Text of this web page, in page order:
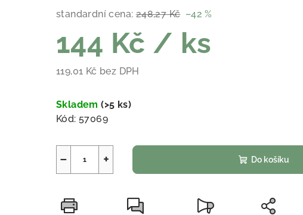
standardní cena: 248,27 Kč –42 %
144 Kč / ks
119,01 Kč bez DPH
Skladem(>5 ks)
Kód: 57069
+
− Do košíku